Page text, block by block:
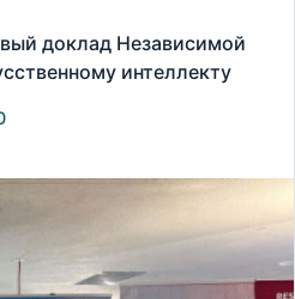
доклад Независимой
интеллекту